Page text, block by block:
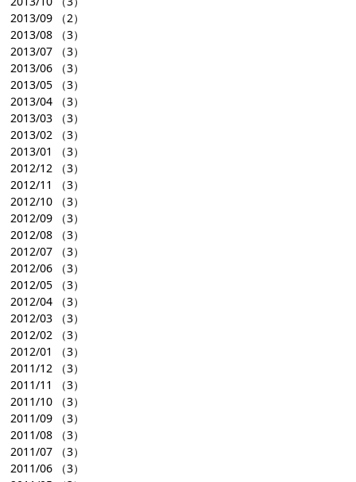
2013/09 （2）
2013/08 （3）
2013/07 （3）
2013/06 （3）
2013/05 （3）
2013/04 （3）
2013/03 （3）
2013/02 （3）
2013/01
（3）
2012/12 （3）
2012/11
（3）
2012/10 （3）
2012/09 （3）
2012/08 （3）
2012/07 （3）
2012/06 （3）
2012/05 （3）
2012/04 （3）
2012/03 （3）
2012/02 （3）
2012/01
（3）
2011/12 （3）
2011/11
（3）
2011/10 （3）
2011/09 （3）
2011/08 （3）
2011/07 （3）
2011/06 （3）